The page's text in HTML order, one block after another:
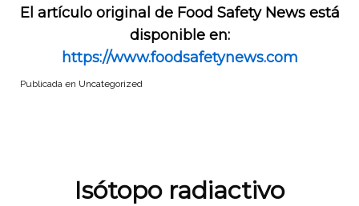
El artículo original de Food Safety News está
disponible en:
https://www.foodsafetynews.com
Publicada en Uncategorized
Isótopo radiactivo